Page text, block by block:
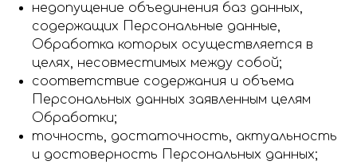
недопущение объединения баз данных,
содержащих Персональные данные,
Обработка которых осуществляется в
целях, несовместимых между собой;
соответствие содержания и объема
Персональных данных заявленным целям
Обработки;
точность, достаточность, актуальность
и достоверность Персональных данных;